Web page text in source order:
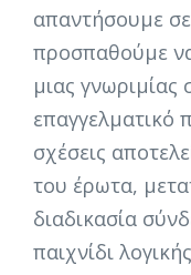
απαντήσουμε
προσπαθούμε
μιας
επαγγελματικό
σχέσεις
του έρωτα,
διαδικασία
παιχνίδι